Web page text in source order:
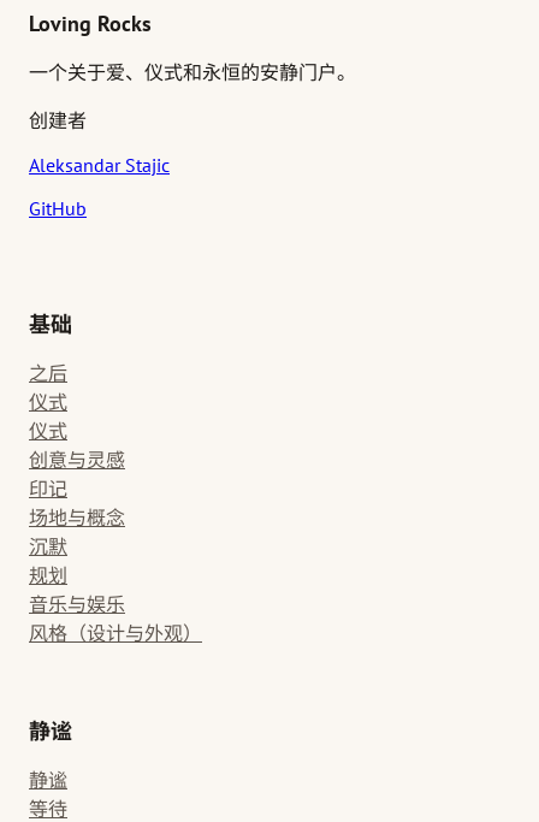
Loving Rocks
一个关于爱、仪式和永恒的安静门户。
创建者
Aleksandar Stajic
GitHub
基础
之后
仪式
仪式
创意与灵感
印记
场地与概念
沉默
规划
音乐与娱乐
风格（设计与外观）
静谧
静谧
等待